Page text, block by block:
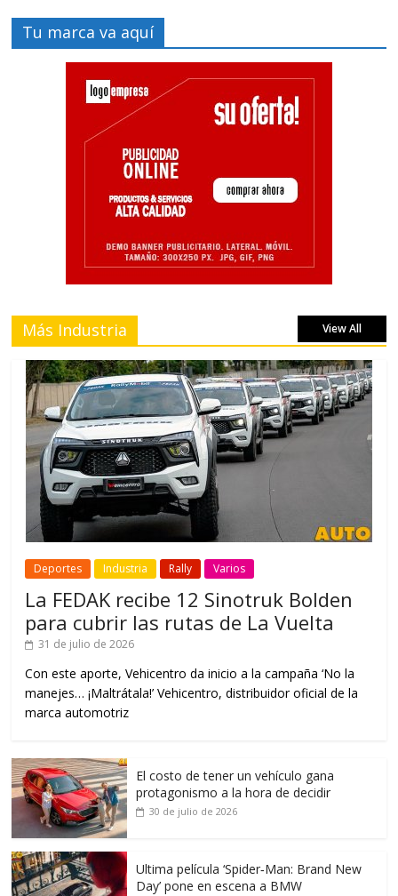
Tu marca va aquí
Más Industria View All
Deportes Industria Rally Varios
La FEDAK recibe 12 Sinotruk Bolden
para cubrir las rutas de La Vuelta
31 de julio de 2026
Con este aporte, Vehicentro da inicio a la campaña ‘No la
manejes… ¡Maltrátala!’ Vehicentro, distribuidor oficial de la
marca automotriz
El costo de tener un vehículo gana
protagonismo a la hora de decidir
30 de julio de 2026
Ultima película ‘Spider‑Man: Brand New
Day’ pone en escena a BMW